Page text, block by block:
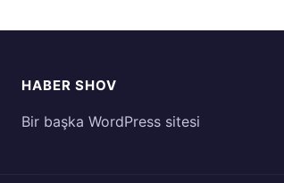
HABER SHOV
Bir başka WordPress sitesi